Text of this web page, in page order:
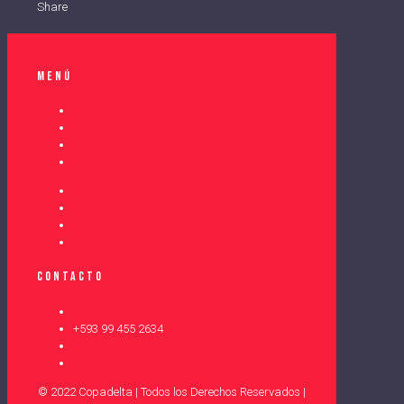
Share
Menú
Contacto
+593 99 455 2634
© 2022 Copadelta | Todos los Derechos Reservados |